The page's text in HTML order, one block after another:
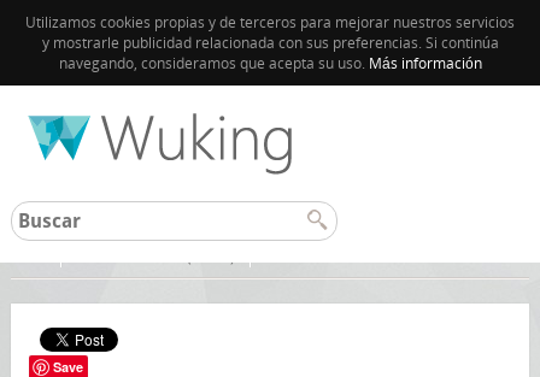
Utilizamos cookies propias y de terceros para mejorar nuestros servicios
y mostrarle publicidad relacionada con sus preferencias. Si continúa
navegando, consideramos que acepta su uso. Más información
Save